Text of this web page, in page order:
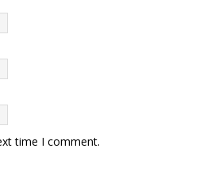
time I comment.